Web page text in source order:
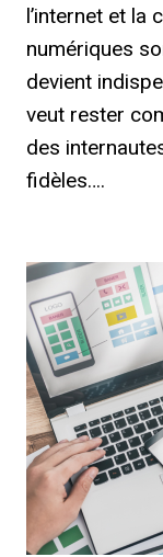
l’internet et la
numériques
devient
veut rester
des
fidèles….